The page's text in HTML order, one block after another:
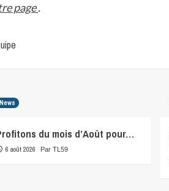
page.
News
du mois d’Août pour…
6 août 2026 Par TL59